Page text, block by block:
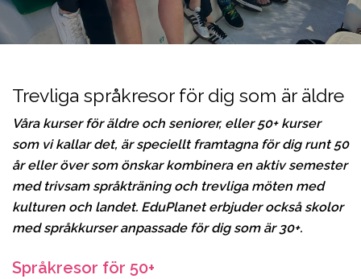
Dance
Music,
Music
Business
Environment,
Science
Law
Media,
Wellness,
Fitness
Tourism,
Hotel, Event,
Restaurant
Språkkurser
för lärare
Studieresor
Online
Vår PreMed
Trevliga språkresor för dig som är äldre
Våra kurser för äldre och seniorer, eller 50+ kurser
som vi kallar det, är speciellt framtagna för dig runt 50
år eller över som önskar kombinera en aktiv semester
med trivsam språkträning och trevliga möten med
kulturen och landet. EduPlanet erbjuder också skolor
med språkkurser anpassade för dig som är 30+.
Språkresor för 50+